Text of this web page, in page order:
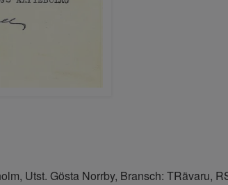
Utst. Gösta Norrby, Bransch: TRävaru,